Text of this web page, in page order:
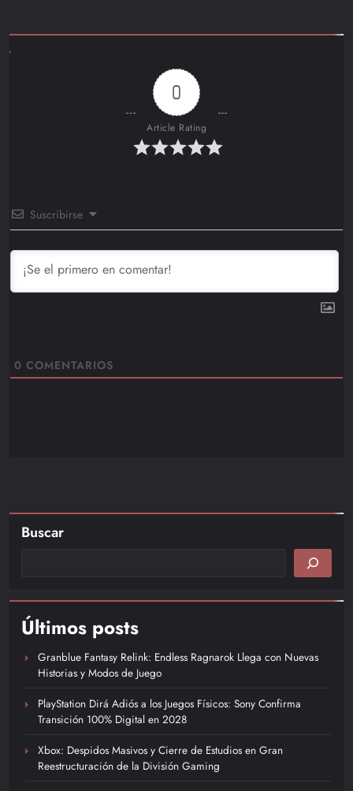
0
Article Rating
Suscribirse
0 COMENTARIOS
Buscar
Últimos posts
Granblue Fantasy Relink: Endless Ragnarok Llega con Nuevas
Historias y Modos de Juego
PlayStation Dirá Adiós a los Juegos Físicos: Sony Confirma
Transición 100% Digital en 2028
Xbox: Despidos Masivos y Cierre de Estudios en Gran
Reestructuración de la División Gaming